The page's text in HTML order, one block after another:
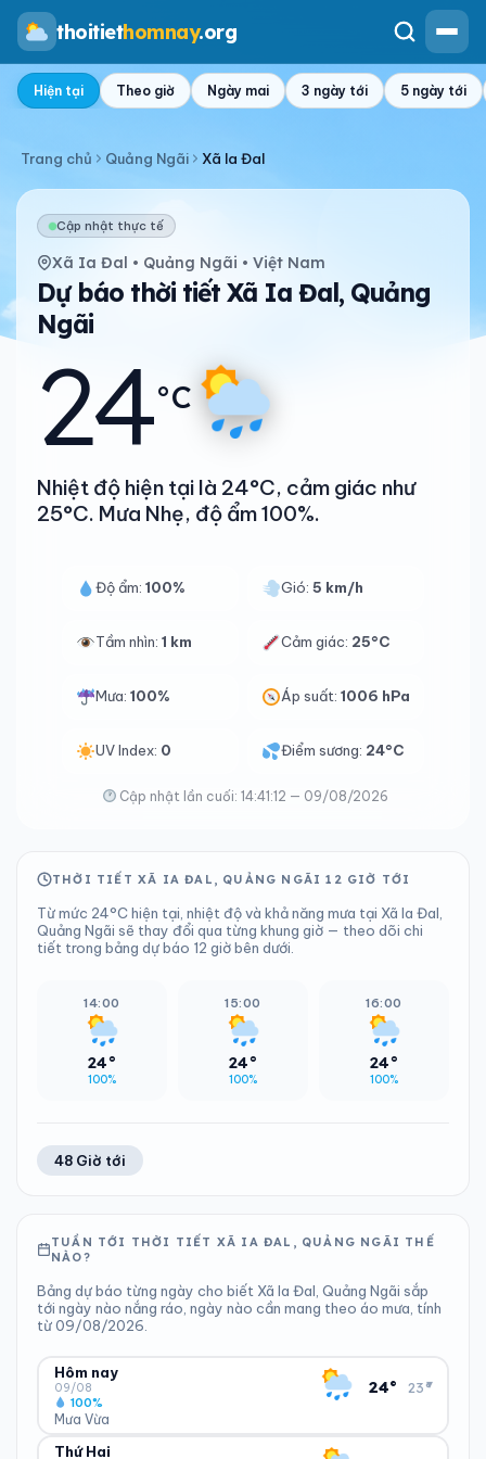
thoitiethomnay.org
Hiện tại Theo giờ Ngày mai 3 ngày tới 5 ngày tới
Trang chủ Quảng Ngãi Xã Ia Đal
Cập nhật thực tế
Xã Ia Đal • Quảng Ngãi • Việt Nam
Dự báo thời tiết Xã Ia Đal, Quảng
Ngãi
24°C
Nhiệt độ hiện tại là 24°C, cảm giác như
25°C. Mưa Nhẹ, độ ẩm 100%.
Độ ẩm: 100% Gió:5 km/h
Tầm nhìn: 1 km Cảm giác: 25°C
Mưa: 100% Áp suất:1006 hPa
UV Index: 0 Điểm sương: 24°C
Cập nhật lần cuối: 14:41:12 — 09/08/2026
THỜI TIẾT XÃ IA ĐAL, QUẢNG NGÃI 12 GIỜ TỚI
Từ mức 24°C hiện tại, nhiệt độ và khả năng mưa tại Xã Ia Đal,
Quảng Ngãi sẽ thay đổi qua từng khung giờ — theo dõi chi
tiết trong bảng dự báo 12 giờ bên dưới.
14:00
24°
100%
15:00
24°
100%
16:00
24°
100%
48 Giờ tới
TUẦN TỚI THỜI TIẾT XÃ IA ĐAL, QUẢNG NGÃI THẾ
NÀO?
Bảng dự báo từng ngày cho biết Xã Ia Đal, Quảng Ngãi sắp
tới ngày nào nắng ráo, ngày nào cần mang theo áo mưa, tính
từ 09/08/2026.
Hôm nay
09/08
Mưa Vừa
100%
24° 23°
▾
ĐỘ ẨM
Thứ Hai